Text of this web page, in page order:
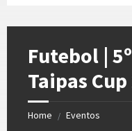
Futebol |
Taipas
Home / Eventos